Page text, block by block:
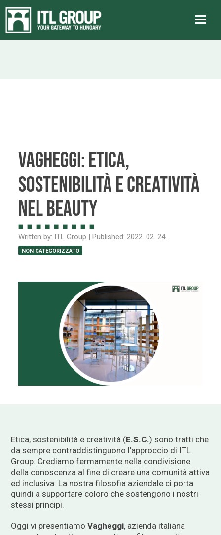
VAGHEGGI: Etica,
Sostenibilità e Creatività
nel beauty
Written by: ITL Group | Published: 2022. 02. 24.
NON CATEGORIZZATO
Etica, sostenibilità e creatività (E.S.C.) sono tratti che
da sempre contraddistinguono l’approccio di ITL
Group. Crediamo fermamente nella condivisione
della conoscenza al fine di creare una comunità attiva
ed inclusiva. La nostra filosofia aziendale ci porta
quindi a supportare coloro che sostengono i nostri
stessi principi.
Oggi vi presentiamoVagheggi, azienda italiana